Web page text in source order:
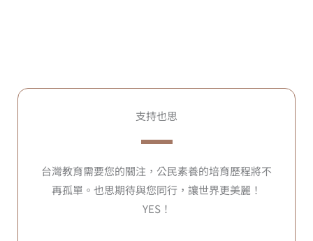
支持也思
台灣教育需要您的關注，公民素養的培育歷程將不
再孤單。也思期待與您同行，讓世界更美麗！
YES！